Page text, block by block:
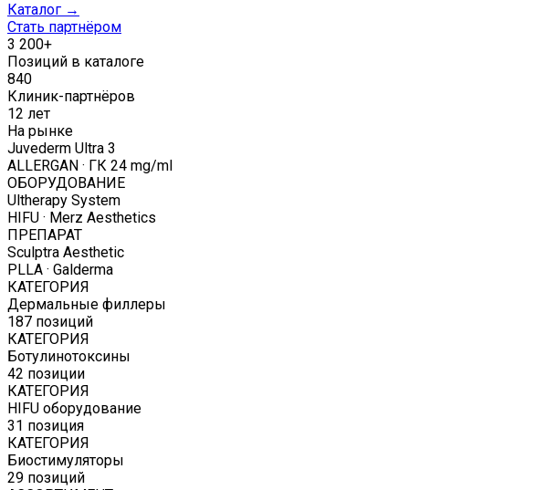
Каталог →
Стать партнёром
3 200+
Позиций в каталоге
840
Клиник-партнёров
12 лет
На рынке
Juvederm Ultra 3
ALLERGAN · ГК 24 mg/ml
ОБОРУДОВАНИЕ
Ultherapy System
HIFU · Merz Aesthetics
ПРЕПАРАТ
Sculptra Aesthetic
PLLA · Galderma
КАТЕГОРИЯ
Дермальные филлеры
187 позиций
КАТЕГОРИЯ
Ботулинотоксины
42 позиции
КАТЕГОРИЯ
HIFU оборудование
31 позиция
КАТЕГОРИЯ
Биостимуляторы
29 позиций